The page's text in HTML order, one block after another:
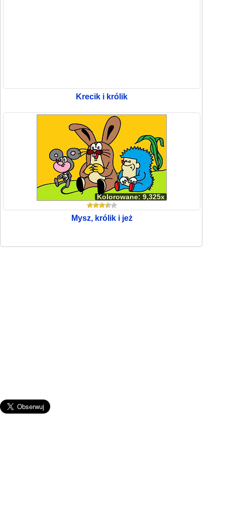
Krecik i królik
Kolorowane: 9,325x
Mysz, królik i jeż